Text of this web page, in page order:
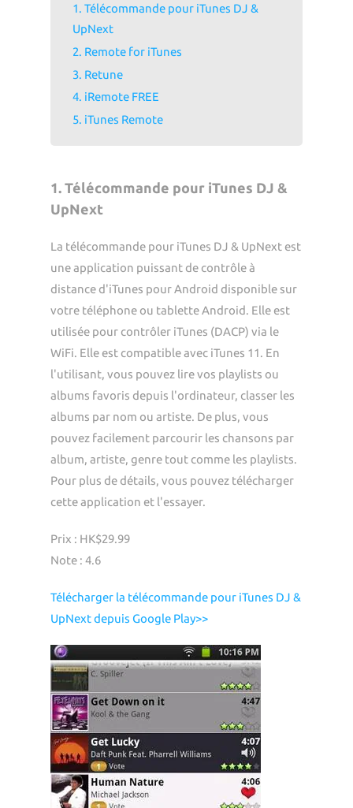
1. Télécommande pour iTunes DJ &
UpNext
2. Remote for iTunes
3. Retune
4. iRemote FREE
5. iTunes Remote
1. Télécommande pour iTunes DJ &
UpNext
La télécommande pour iTunes DJ & UpNext est
une application puissant de contrôle à
distance d'iTunes pour Android disponible sur
votre téléphone ou tablette Android. Elle est
utilisée pour contrôler iTunes (DACP) via le
WiFi. Elle est compatible avec iTunes 11. En
l'utilisant, vous pouvez lire vos playlists ou
albums favoris depuis l'ordinateur, classer les
albums par nom ou artiste. De plus, vous
pouvez facilement parcourir les chansons par
album, artiste, genre tout comme les playlists.
Pour plus de détails, vous pouvez télécharger
cette application et l'essayer.
Prix : HK$29.99
Note : 4.6
Télécharger la télécommande pour iTunes DJ &
UpNext depuis Google Play>>